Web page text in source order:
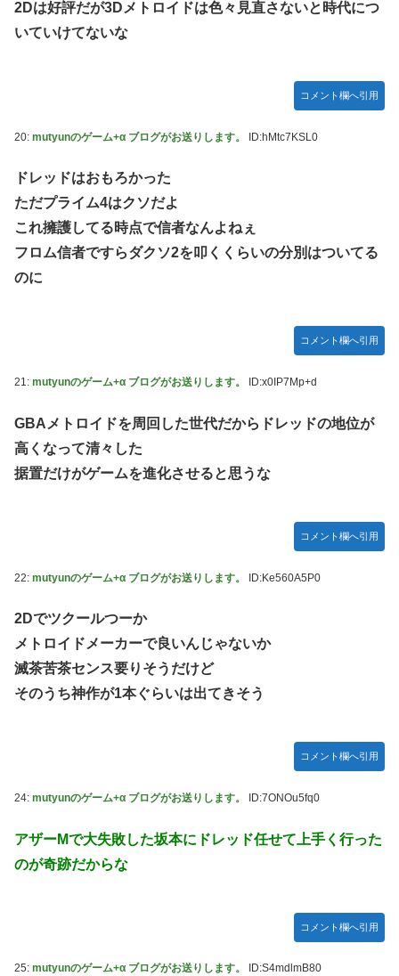
2Dは好評だが3Dメトロイドは色々見直さないと時代につ
いていけてないな
コメント欄へ引用
20: mutyunのゲーム+α ブログがお送りします。 ID:hMtc7KSL0
ドレッドはおもろかった
ただプライム4はクソだよ
これ擁護してる時点で信者なんよねぇ
フロム信者ですらダクソ2を叩くくらいの分別はついてる
のに
コメント欄へ引用
21: mutyunのゲーム+α ブログがお送りします。 ID:x0IP7Mp+d
GBAメトロイドを周回した世代だからドレッドの地位が
高くなって清々した
据置だけがゲームを進化させると思うな
コメント欄へ引用
22: mutyunのゲーム+α ブログがお送りします。 ID:Ke560A5P0
2Dでツクールつーか
メトロイドメーカーで良いんじゃないか
滅茶苦茶センス要りそうだけど
そのうち神作が1本ぐらいは出てきそう
コメント欄へ引用
24: mutyunのゲーム+α ブログがお送りします。 ID:7ONOu5fq0
アザーMで大失敗した坂本にドレッド任せて上手く行った
のが奇跡だからな
コメント欄へ引用
25: mutyunのゲーム+α ブログがお送りします。 ID:S4mdlmB80